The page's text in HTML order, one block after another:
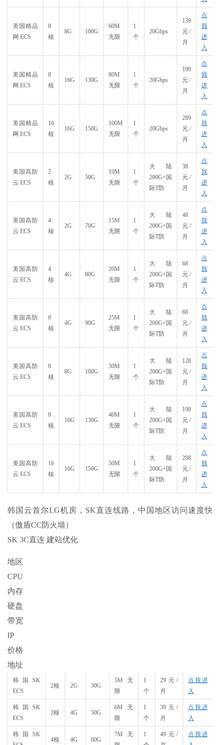
美国精品
网 ECS
8
核
8G 100G
60M
无限
1
个
20Gbps
139
元/
月
点
我
进
入
美国精品
网 ECS
8
核
16G 130G
80M
无限
1
个
20Gbps
199
元/
月
点
我
进
入
美国精品
网 ECS
16
核
16G 150G
100M
无限
1
个
20Gbps
289
元/
月
点
我
进
入
美国高防
云 ECS
2
核
2G 50G
10M
无限
1
个
大陆
200G+国
际T防
38
元/
月
点
我
进
入
美国高防
云 ECS
4
核
2G 70G
15M
无限
1
个
大陆
200G+国
际T防
48
元/
月
点
我
进
入
美国高防
云 ECS
4
核
4G 80G
20M
无限
1
个
大陆
200G+国
际T防
68
元/
月
点
我
进
入
美国高防
云 ECS
8
核
4G 90G
25M
无限
1
个
大陆
200G+国
际T防
88
元/
月
点
我
进
入
美国高防
云 ECS
8
核
8G 100G
30M
无限
1
个
大陆
200G+国
际T防
128
元/
月
点
我
进
入
美国高防
云 ECS
8
核
16G 130G
40M
无限
1
个
大陆
200G+国
际T防
198
元/
月
点
我
进
入
美国高防
云 ECS
16
核
16G 150G
50M
无限
1
个
大陆
200G+国
际T防
288
元/
月
点
我
进
入
韩国云首尔LG机房，SK直连线路，中国地区访问速度快
（傲盾CC防火墙）
SK 3C直连 建站优化
地区
CPU
内存
硬盘
带宽
IP
价格
地址
韩国SK
ECS
2核 2G 30G
5M无
限
1
个
29元/
月
点我进
入
韩国SK
ECS
2核 4G 50G
6M无
限
1
个
39元/
月
点我进
入
韩国SK
4核 4G 60G
7M无
1
49元/
点我进